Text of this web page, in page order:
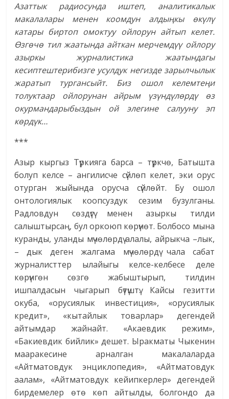
Азаттык радиосунда иштеп, аналитикалык
макалалары менен коомдун алдыңкы өкүлү
катары биртоп омоктуу ойлорун айтып келет.
Өзгөчө тил жаатында айткан мерчемдүү ойлору
азыркы журналистика жаатындагы
кесиптештерибизге усулдук негизде зарылчылык
жаратып тургансыйт. Биз ошол келемтеңи
толуктаар ойлорунан айрым үзүндүлөрдү өз
окурмандарыбыздын ой элегине салууну эп
көрдүк…
***
Азыр кыргыз Түркияга барса – түркчө, Батышта
болуп келсе – ангилисче сүйлөп келет, эки орус
отурган жыйында орусча сүйлөйт. Бу ошол
онтологиялык коопсуздук сезим бузулганы.
Радловдун сөздүгү менен азыркы тилди
салыштырсаң, бул оркоюп көрүнөт. Болбосо мына
куранды, уланды мүчөлөрдү алалы, айрыкча –лык,
– дык деген жалгама мүчөлөрдү чала сабат
журналисттер ылайыгы келсе-келбесе деле
көрүнгөн сөзгө жабыштырып, тилдин
ишпалдасын чыгарып бүтүштү. Кайсы гезитти
окуба, «орусиялык инвестиция», «орусиялык
кредит», «кытайлык товарлар» дегендей
айтымдар жайнайт. «Акаевдик режим»,
«Бакиевдик бийлик» дешет. Ыракматы Чыкенин
мааракесине арналган макалаларда
«Айтматовдук энциклопедия», «Айтматовдук
аалам», «Айтматовдук кейипкерлер» дегендей
бирдемелер өтө көп айтылды, болгондо да